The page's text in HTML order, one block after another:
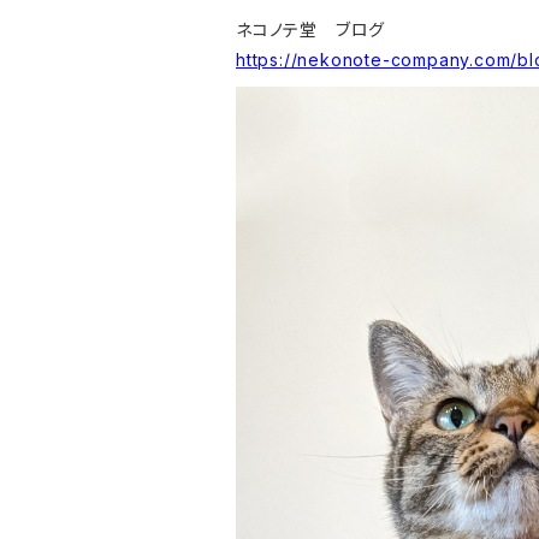
ネコノテ堂 ブログ
https://nekonote-company.com/